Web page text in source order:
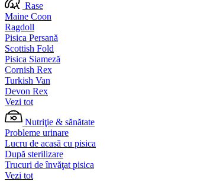
Rase
Maine Coon
Ragdoll
Pisica Persană
Scottish Fold
Pisica Siameză
Cornish Rex
Turkish Van
Devon Rex
Vezi tot
Nutriţie & sănătate
Probleme urinare
Lucru de acasă cu pisica
După sterilizare
Trucuri de învăţat pisica
Vezi tot